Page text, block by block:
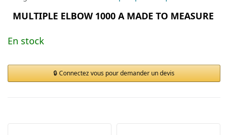
MULTIPLE ELBOW 1000 A MADE TO MEASURE
En stock
Connectez vous pour demander un devis